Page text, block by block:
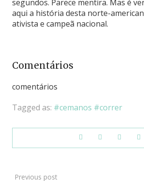
segundos. Parece mentira. Mas é
aqui a história desta norte-
ativista e campeã nacional.
Comentários
comentários
Tagged as:
cemanos correr
Previous post